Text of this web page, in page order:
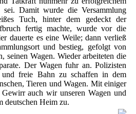
sei. Damit wurde die Versammlung
Tuch, hinter dem gedeckt der
fertig machte, wurde vor die
dauerte es eine Weile; dann verließ
und bestieg, gefolgt von
seinen Wagen. Wieder arbeiteten die
Der Wagen fuhr an. Polizisten
freie Bahn zu schaffen in dem
Tieren und Wagen. Mit einiger
auch wir unseren Wagen und
deutschen Heim zu.